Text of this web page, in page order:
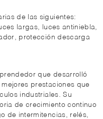
de las siguientes:
largas, luces antiniebla,
protección descarga
que desarrolló
prestaciones que
industriales. Su
de crecimiento continuo
de intermitencias, relés,